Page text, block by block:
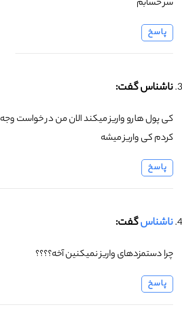
سر حسابم
پاسخ
ناشناس گفت:
کی پول هارو واریز میکند الان من در خواست وجه
کردم کی واریز میشه
پاسخ
ناشناسگفت:
چرا دستمزدهای واریز نمیکنین آخه؟؟؟؟
پاسخ